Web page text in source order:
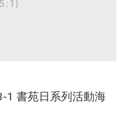
1 書苑日系列活動海